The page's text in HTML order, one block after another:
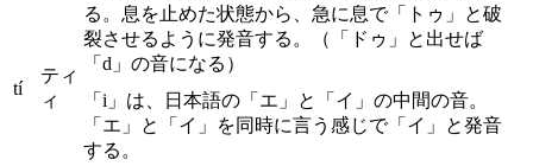
tí
ティ
ィ
る。息を止めた状態から、急に息で「トゥ」と破
裂させるように発音する。（「ドゥ」と出せば
「d」の音になる）
「i」は、日本語の「エ」と「イ」の中間の音。
「エ」と「イ」を同時に言う感じで「イ」と発音
する。